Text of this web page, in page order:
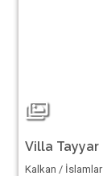
Villa Tayyar
Kalkan / İslamlar